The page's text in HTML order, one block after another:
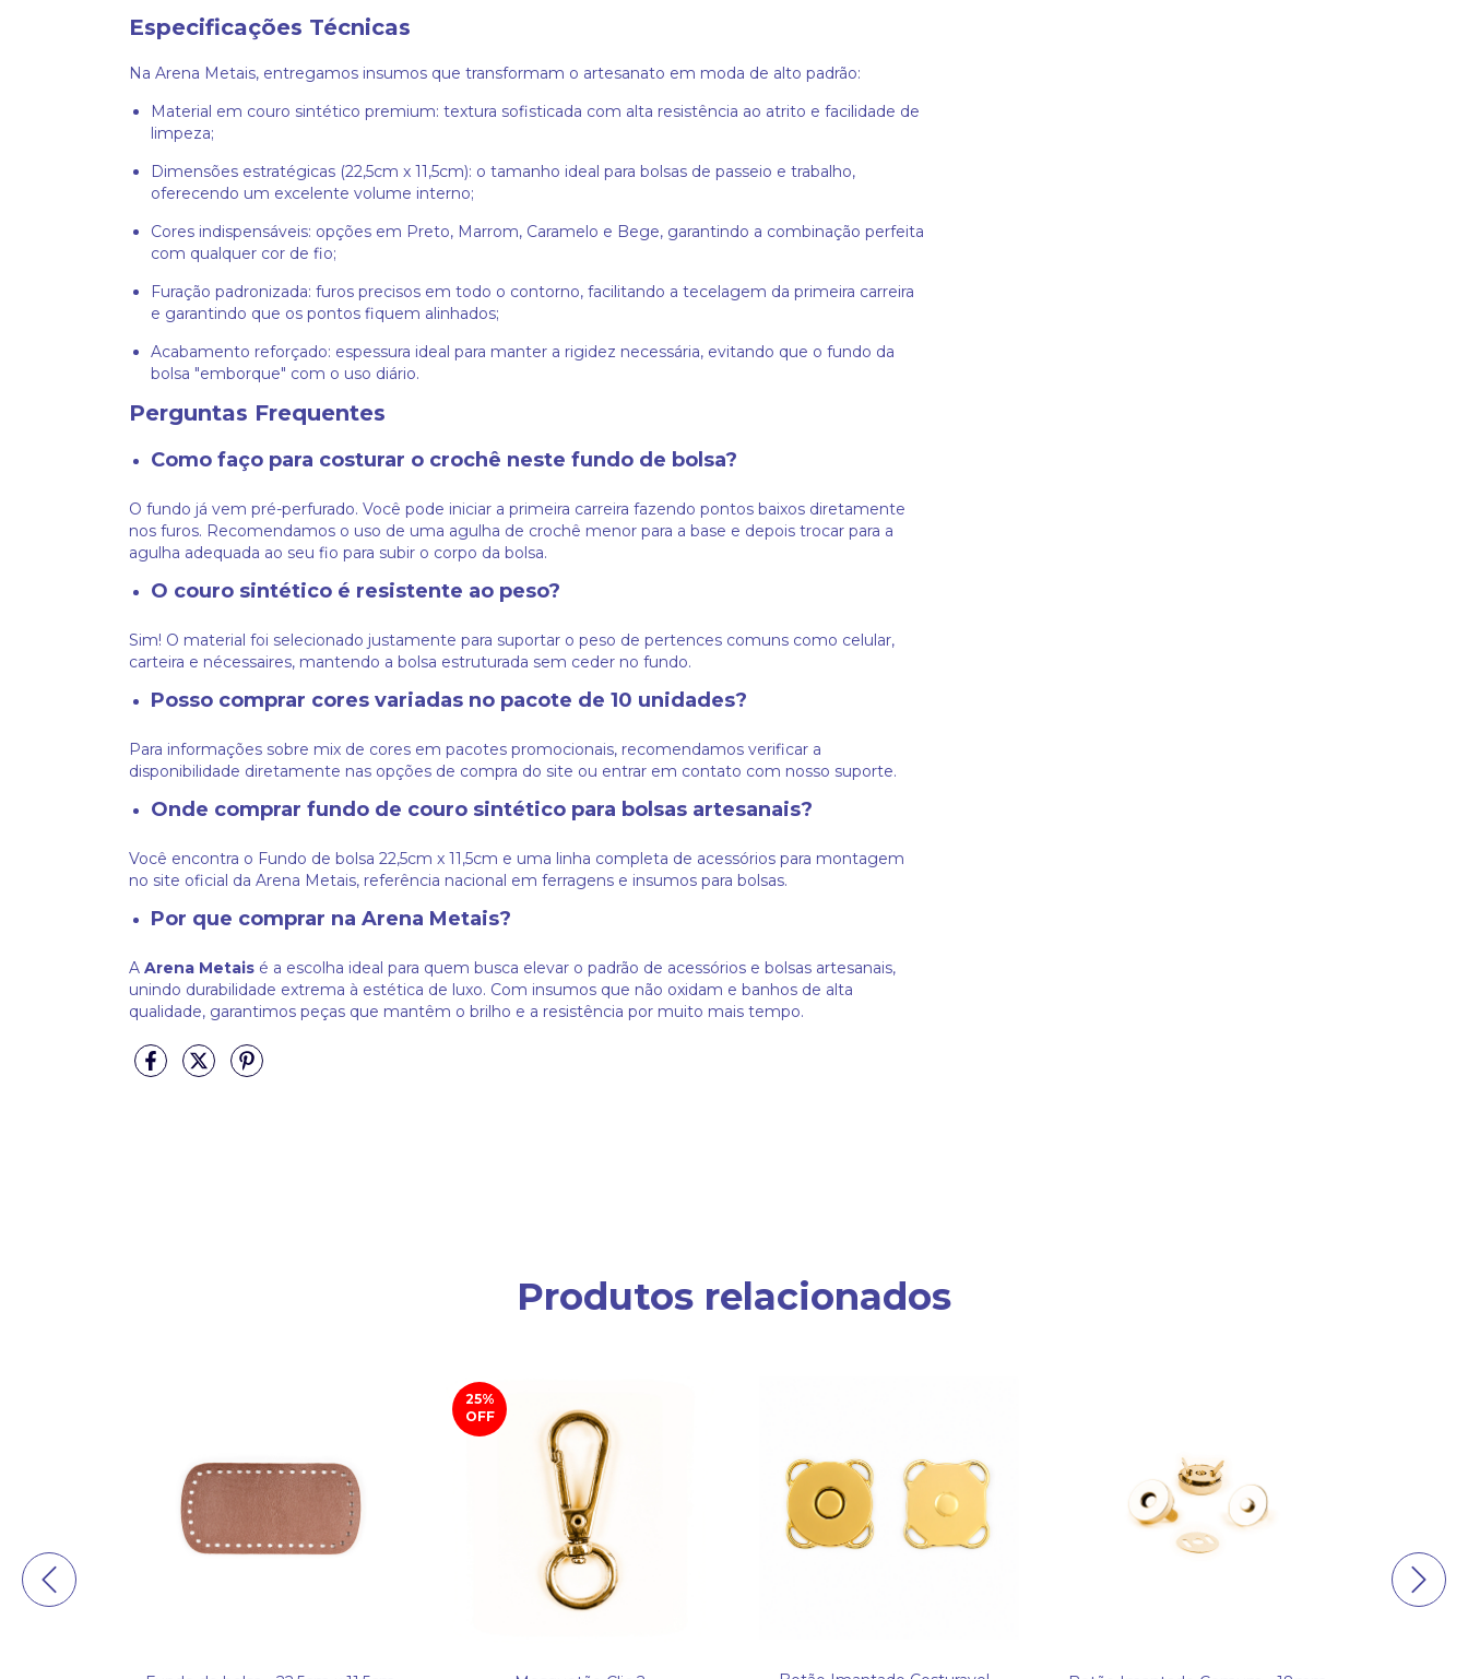
Especificações Técnicas
Na Arena Metais, entregamos insumos que transformam o artesanato em moda de alto padrão:
Material em couro sintético premium: textura sofisticada com alta resistência ao atrito e facilidade de
limpeza;
Dimensões estratégicas (22,5cm x 11,5cm): o tamanho ideal para bolsas de passeio e trabalho,
oferecendo um excelente volume interno;
Cores indispensáveis: opções em Preto, Marrom, Caramelo e Bege, garantindo a combinação perfeita
com qualquer cor de fio;
Furação padronizada: furos precisos em todo o contorno, facilitando a tecelagem da primeira carreira
e garantindo que os pontos fiquem alinhados;
Acabamento reforçado: espessura ideal para manter a rigidez necessária, evitando que o fundo da
bolsa "emborque" com o uso diário.
Perguntas Frequentes
Como faço para costurar o crochê neste fundo de bolsa?
O fundo já vem pré-perfurado. Você pode iniciar a primeira carreira fazendo pontos baixos diretamente
nos furos. Recomendamos o uso de uma agulha de crochê menor para a base e depois trocar para a
agulha adequada ao seu fio para subir o corpo da bolsa.
O couro sintético é resistente ao peso?
Sim! O material foi selecionado justamente para suportar o peso de pertences comuns como celular,
carteira e nécessaires, mantendo a bolsa estruturada sem ceder no fundo.
Posso comprar cores variadas no pacote de 10 unidades?
Para informações sobre mix de cores em pacotes promocionais, recomendamos verificar a
disponibilidade diretamente nas opções de compra do site ou entrar em contato com nosso suporte.
Onde comprar fundo de couro sintético para bolsas artesanais?
Você encontra o Fundo de bolsa 22,5cm x 11,5cm e uma linha completa de acessórios para montagem
no site oficial da Arena Metais, referência nacional em ferragens e insumos para bolsas.
Por que comprar na Arena Metais?
A Arena Metais é a escolha ideal para quem busca elevar o padrão de acessórios e bolsas artesanais,
unindo durabilidade extrema à estética de luxo. Com insumos que não oxidam e banhos de alta
qualidade, garantimos peças que mantêm o brilho e a resistência por muito mais tempo.
Produtos relacionados
25%
OFF